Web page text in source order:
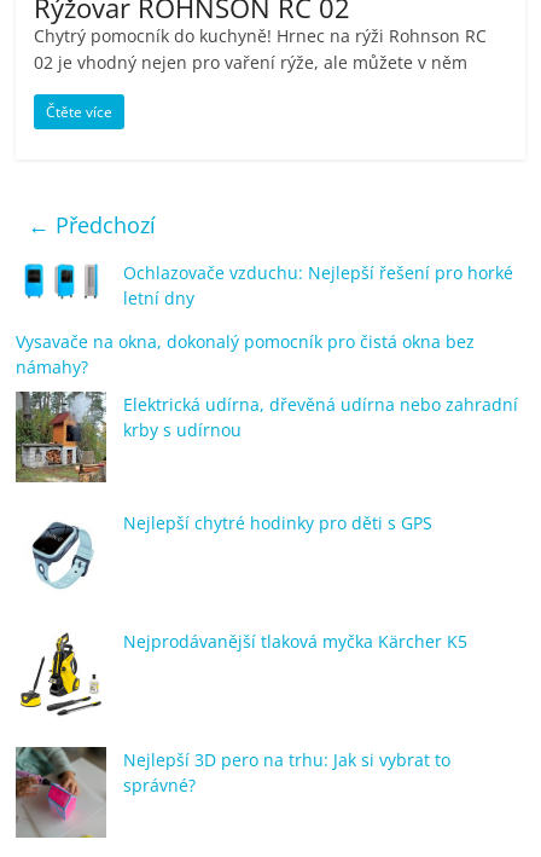
Chytrý pomocník do kuchyně! Hrnec na rýži Rohnson RC
02 je vhodný nejen pro vaření rýže, ale můžete v něm
Čtěte více
← Předchozí
Ochlazovače vzduchu: Nejlepší řešení pro horké
letní dny
Vysavače na okna, dokonalý pomocník pro čistá okna bez
námahy?
Elektrická udírna, dřevěná udírna nebo zahradní
krby s udírnou
Nejlepší chytré hodinky pro děti s GPS
Nejprodávanější tlaková myčka Kärcher K5
Nejlepší 3D pero na trhu: Jak si vybrat to
správné?